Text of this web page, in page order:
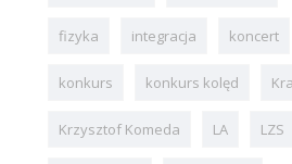
fizyka integracja koncert
konkurs konkurs kolęd
Krzysztof Komeda LA LZS